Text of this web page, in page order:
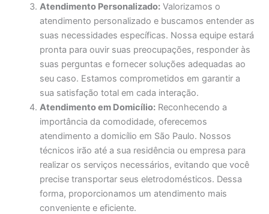
Atendimento Personalizado: Valorizamos o
atendimento personalizado e buscamos entender as
suas necessidades específicas. Nossa equipe estará
pronta para ouvir suas preocupações, responder às
suas perguntas e fornecer soluções adequadas ao
seu caso. Estamos comprometidos em garantir a
sua satisfação total em cada interação.
Atendimento em Domicílio: Reconhecendo a
importância da comodidade, oferecemos
atendimento a domicílio em São Paulo. Nossos
técnicos irão até a sua residência ou empresa para
realizar os serviços necessários, evitando que você
precise transportar seus eletrodomésticos. Dessa
forma, proporcionamos um atendimento mais
conveniente e eficiente.